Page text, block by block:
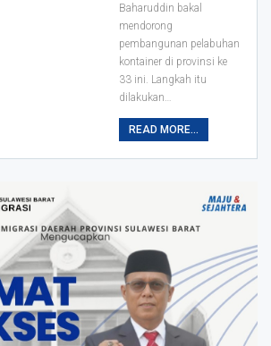
Baharuddin bakal
mendorong
pembangunan pelabuhan
kontainer di provinsi ke
33 ini. Langkah itu
dilakukan…
READ MORE...